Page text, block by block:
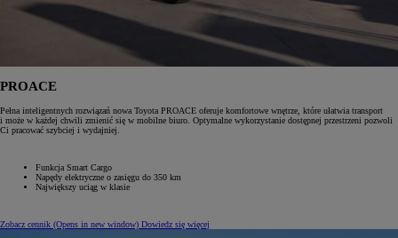
PROACE
Pełna inteligentnych rozwiązań nowa Toyota PROACE oferuje komfortowe wnętrze, które ułatwia transport
i może w każdej chwili zmienić się w mobilne biuro. Optymalne wykorzystanie dostępnej przestrzeni pozwoli
Ci pracować szybciej i wydajniej.
Funkcja Smart Cargo
Napędy elektryczne o zasięgu do 350 km
Największy uciąg w klasie
Zobacz cennik (Opens in new window) Dowiedz się więcej